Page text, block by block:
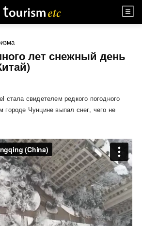
лет снежный день
стала свидетелем редкого погодного
городе Чунцине выпал снег, чего не